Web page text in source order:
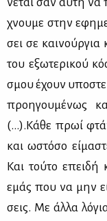
νε­ται σαν αυ­τή
χνου­με στην
σει σε
του εξω­τε­ρι­κού
σμου έχουν
προη­γου­μέ­νως
(…).Κά­θε πρωί
και ωστό­σο
Και τού­το επει­δή
εμάς που να μην
σεις. Με άλ­λα